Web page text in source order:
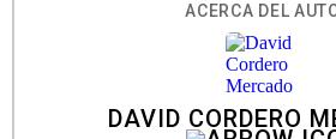
ACERCA DEL
DAVID CORDERO